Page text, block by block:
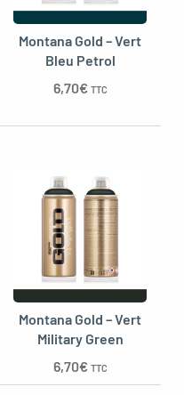
Montana Gold – Vert
Bleu Petrol
6,70€ TTC
Montana Gold – Vert
Military Green
6,70€ TTC